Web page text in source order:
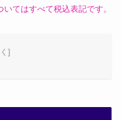
てはすべて税込表記です。